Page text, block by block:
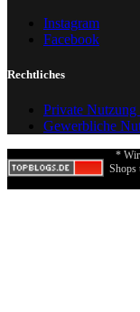
Instagram
Facebook
Rechtliches
Private Nutzung
Gewerbliche
* Wir
Shops